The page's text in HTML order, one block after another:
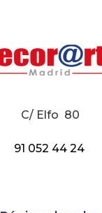
C/ Elfo 80
91 052 44 24